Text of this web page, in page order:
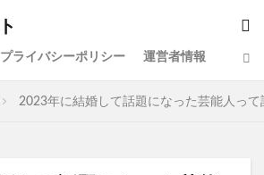
プライバシーポリシー 運営者情報
2023年に結婚して話題になった芸能人っ